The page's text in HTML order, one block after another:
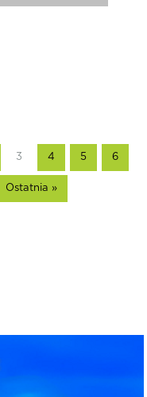
3 4 5 6
Ostatnia »